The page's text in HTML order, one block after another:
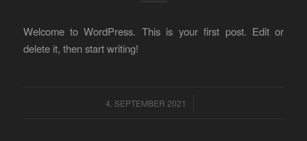
Welcome to WordPress. This is your first post. Edit or
delete it, then start writing!
4. SEPTEMBER 2021
/